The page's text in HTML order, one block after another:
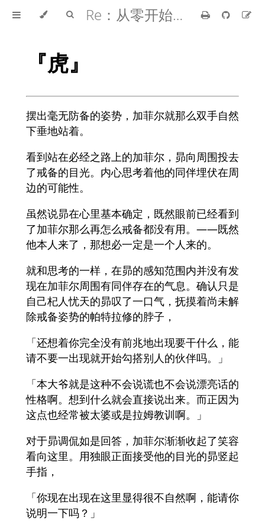
Re：从零开始的异世界生活
『虎』
摆出毫无防备的姿势，加菲尔就那么双手自然
下垂地站着。
看到站在必经之路上的加菲尔，昴向周围投去
了戒备的目光。内心思考着他的同伴埋伏在周
边的可能性。
虽然说昴在心里基本确定，既然眼前已经看到
了加菲尔那么再怎么戒备都没有用。——既然
他本人来了，那想必一定是一个人来的。
就和思考的一样，在昴的感知范围内并没有发
现在加菲尔周围有同伴存在的气息。确认只是
自己杞人忧天的昴叹了一口气，抚摸着尚未解
除戒备姿势的帕特拉修的脖子，
「还想着你完全没有前兆地出现要干什么，能
请不要一出现就开始勾搭别人的伙伴吗。」
「本大爷就是这种不会说谎也不会说漂亮话的
性格啊。想到什么就会直接说出来。而正因为
这点也经常被太婆或是拉姆教训啊。」
对于昴调侃如是回答，加菲尔渐渐收起了笑容
看向这里。用独眼正面接受他的目光的昴竖起
手指，
「你现在出现在这里显得很不自然啊，能请你
说明一下吗？」